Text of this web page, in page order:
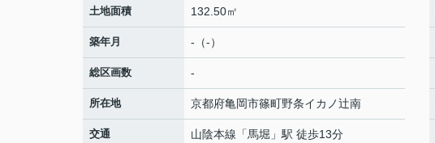
土地面積 132.50㎡
築年月 -（-）
総区画数 -
所在地 京都府亀岡市篠町野条イカノ辻南
交通 山陰本線 「馬堀 」駅 徒歩13分